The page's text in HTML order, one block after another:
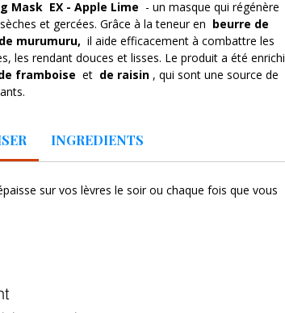
Mask EX - Apple Lime - un masque qui régénère
et gercées. Grâce à la teneur en beurre de
murumuru, il aide efficacement à combattre les
les rendant douces et lisses. Le produit a été enrichi
framboise et de raisin , qui sont une source de
graisse et adoucit,
antioxydantes, nutritionnelles et hydratantes,
antibactériennes,
INGREDIENTS
sur vos lèvres le soir ou chaque fois que vous